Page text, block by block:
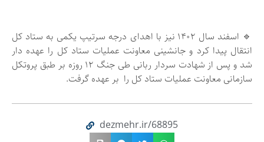
🔹 اسفند سال ۱۴۰۲ نیز با اهدای درجه سرتیپ یکمی به ستاد کل
انتقال پیدا کرد و جانشینی معاونت عملیات ستاد کل را عهده دار
شد و پس از شهادت سردار ربانی طی جنگ ۱۲ روزه بر طبق پروتکل
سازمانی معاونت عملیات ستاد کل را بر عهده گرفت.
dezmehr.ir/68895